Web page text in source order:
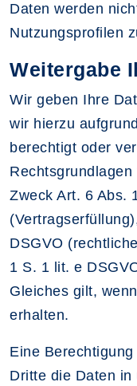
Daten werden
Nutzungsprofilen
Weitergabe
Wir geben Ihre
wir hierzu
berechtigt oder
Zweck Art. 6 Abs.
DSGVO
1 S. 1 lit. e
Gleiches gilt,
erhalten.
Eine
Dritte die Daten in